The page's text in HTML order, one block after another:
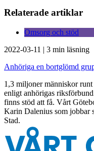
Relaterade artiklar
Omsorg och stöd
2022-03-11 | 3 min läsning
Anhöriga en bortglömd
1,3 miljoner människor
enligt anhörigas
finns stöd att få. Vårt
Karin Dalenius som jobbar
Stad.